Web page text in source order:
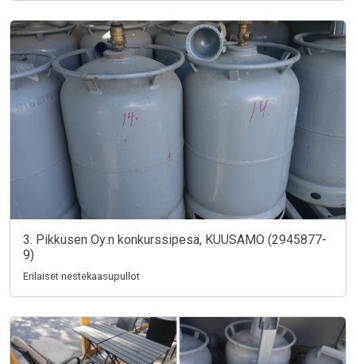
3. Pikkusen Oy:n konkurssipesä, KUUSAMO (2945877-
9)
Erilaiset nestekaasupullot